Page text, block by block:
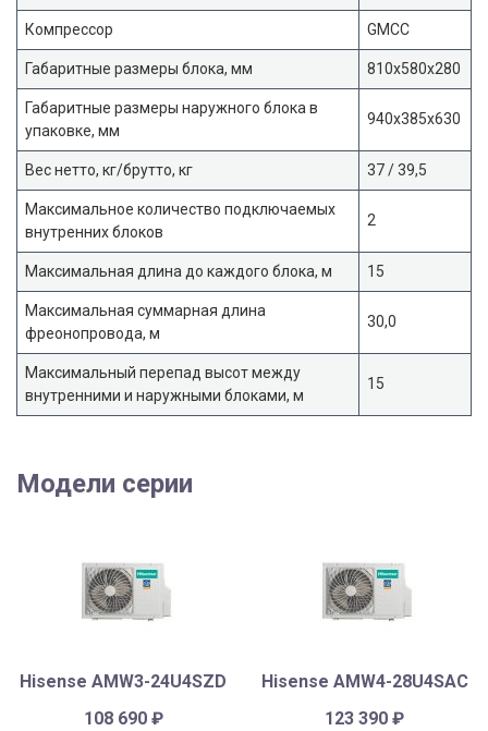
Компрессор GMCC
Габаритные размеры блока, мм 810x580x280
Габаритные размеры наружного блока в
упаковке, мм
940x385x630
Вес нетто, кг/брутто, кг 37 / 39,5
Максимальное количество подключаемых
внутренних блоков
2
Максимальная длина до каждого блока, м 15
Максимальная суммарная длина
фреонопровода, м
30,0
Максимальный перепад высот между
внутренними и наружными блоками, м
15
Модели серии
Hisense AMW3-24U4SZD
108 690 ₽
Hisense AMW4-28U4SAC
123 390₽